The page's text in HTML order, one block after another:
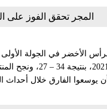
المجر تحقق الفوز على الرأس الأخضر
الأخضر في الجولة الأولى
لكرة اليد رقم 27